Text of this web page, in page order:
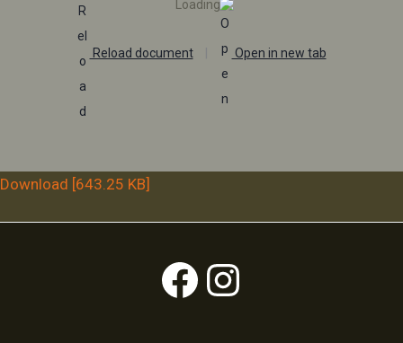
Loading…
Reload document Open in new tab
Download [643.25 KB]
Facebook
Instagram